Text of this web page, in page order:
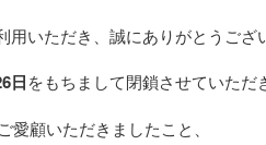
いただき、誠にありがとうござ
日をもちまして閉鎖させていただ
愛顧いただきましたこと、